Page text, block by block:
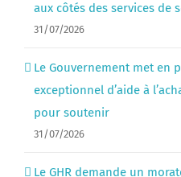
aux côtés des services de
31/07/2026
Le Gouvernement met en
exceptionnel d’aide à
pour soutenir
31/07/2026
Le GHR demande un